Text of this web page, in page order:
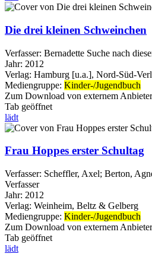
Die drei kleinen Schweinchen
Verfasser: Bernadette Suche nach
Jahr: 2012
Verlag: Hamburg [u.a.], Nord-Süd-
Mediengruppe: Kinder-/Jugendbuch
Zum Download von externem
Tab geöffnet
lädt
Frau Hoppes erster Schultag
Verfasser: Scheffler, Axel; Berton,
Verfasser
Jahr: 2012
Verlag: Weinheim, Beltz & Gelberg
Mediengruppe: Kinder-/Jugendbuch
Zum Download von externem
Tab geöffnet
lädt